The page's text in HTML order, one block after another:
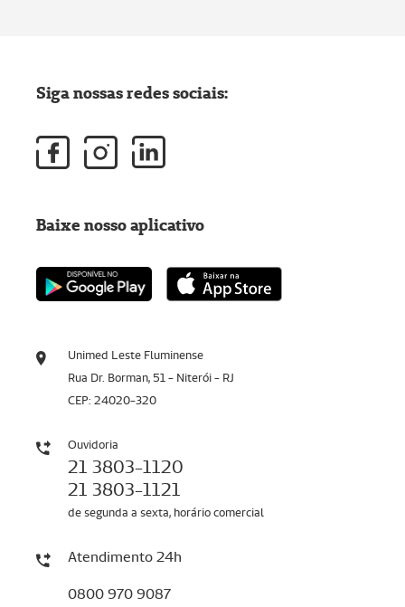
Unimed Leste Fluminense
Rua Dr. Borman, 51 - Niterói - RJ
CEP: 24020-320
Ouvidoria
21 3803-1120
21 3803-1121
de segunda a sexta, horário comercial
Atendimento 24h
0800 970 9087
Siga nossas redes sociais:
Baixe nosso aplicativo